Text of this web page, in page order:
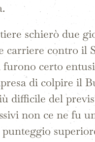
schierò due
carriere contro il
furono certo
di colpire il
difficile del
non ce ne fu